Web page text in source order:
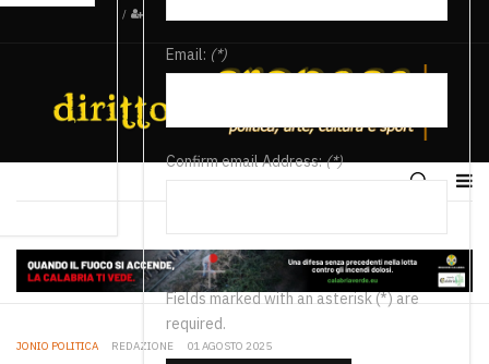
/
Email: (*)
Confirm email Address:(*)
Fields marked with an asterisk (*) are
required.
JONIO POLITICA REDAZIONE 01 AGOSTO 2025